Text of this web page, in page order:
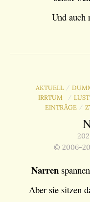
Und auch
AKTUELL /
IRRTUM
/
EINTRÄGE
/
© 2006-
Narren
Aber sie sitzen